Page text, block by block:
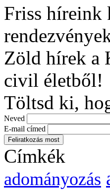
Friss híreink
Zöld hírek a
civil életből!
Töltsd ki,
Neved
E-mail címed
Címkék
adományozás